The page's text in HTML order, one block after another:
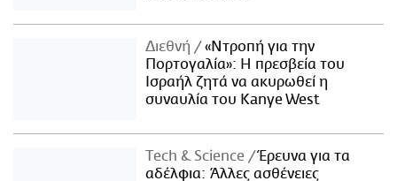
Διεθνή
«Ντροπή για την
Πορτογαλία»: Η πρεσβεία του
Ισραήλ ζητά να ακυρωθεί η
συναυλία του Kanye West
Τech & Science
Έρευνα για τα
αδέλφια: Άλλες ασθένειες